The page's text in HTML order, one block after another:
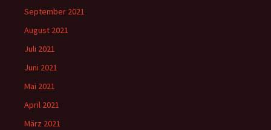
September 2021
August 2021
Juli 2021
Juni 2021
Mai 2021
April 2021
März 2021